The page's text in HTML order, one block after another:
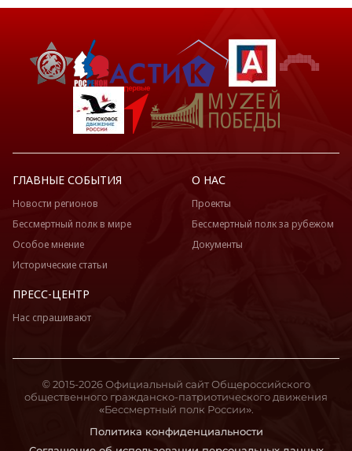
ГЛАВНЫЕ СОБЫТИЯ
Новости регионов
Бессмертный полк в мире
Особое мнение
Исторические статьи
О НАС
Проекты
Бессмертный полк за рубежом
Документы
ПРЕСС-ЦЕНТР
Нас спрашивают
Политика конфиденциальности
© 2015-2026 Официальный сайт Общероссийского
общественного гражданско-патриотического движения
«Бессмертный полк России».